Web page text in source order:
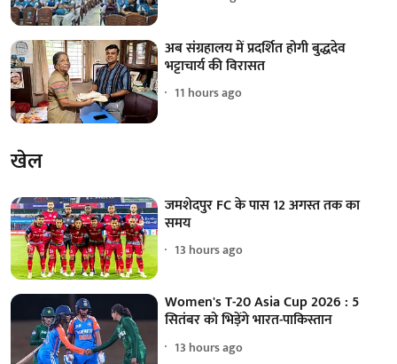
अब संग्रहालय में प्रदर्शित होगी बुद्धदेव
भट्टाचार्य की विरासत
11 hours ago
खेल
जमशेदपुर FC के पास 12 अगस्त तक का
समय
13 hours ago
Women's T-20 Asia Cup 2026 : 5
सितंबर को भिड़ेंगे भारत-पाकिस्तान
13 hours ago